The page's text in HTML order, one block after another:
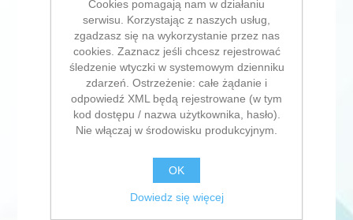
Cookies pomagają nam w działaniu
serwisu. Korzystając z naszych usług,
zgadzasz się na wykorzystanie przez nas
cookies. Zaznacz jeśli chcesz rejestrować
śledzenie wtyczki w systemowym dzienniku
zdarzeń. Ostrzeżenie: całe żądanie i
odpowiedź XML będą rejestrowane (w tym
kod dostępu / nazwa użytkownika, hasło).
Nie włączaj w środowisku produkcyjnym.
OK
Dowiedz się więcej